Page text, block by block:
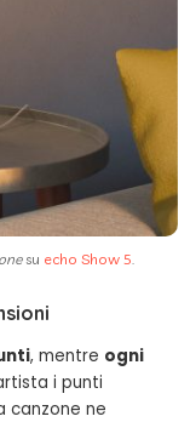
su echo Show 5
, mentre ogni
i punti
canzone ne